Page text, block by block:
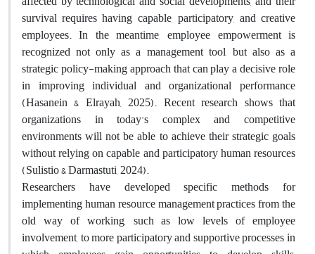
survival requires having capable, participatory, and creative
employees. In the meantime, employee empowerment is
recognized not only as a management tool, but also as a
strategic policy-making approach that can play a decisive role
in improving individual and organizational performance
(Hasanein & Elrayah, 2025). Recent research shows that
organizations in today's complex and competitive
environments will not be able to achieve their strategic goals
without relying on capable and participatory human resources
(Sulistio & Darmastuti, 2024).
Researchers have developed specific methods for
implementing human resource management practices from the
old way of working, such as low levels of employee
involvement, to more participatory and supportive processes in